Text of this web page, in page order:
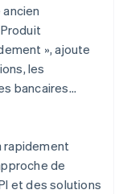
», ajoute
les
bancaires…
rapidement
de
et des solutions